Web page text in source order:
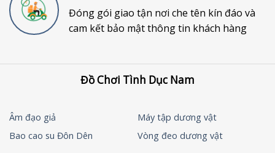
Đóng gói giao tận nơi che tên kín đáo và
cam kết bảo mật thông tin khách hàng
Đồ Chơi Tình Dục Nam
Âm đạo giả
Máy tập dương vật
Bao cao su Đôn Dên
Vòng đeo dương vật